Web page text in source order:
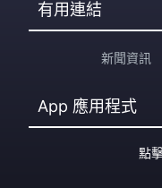
有用連結
新聞資訊
App 應用程式
點